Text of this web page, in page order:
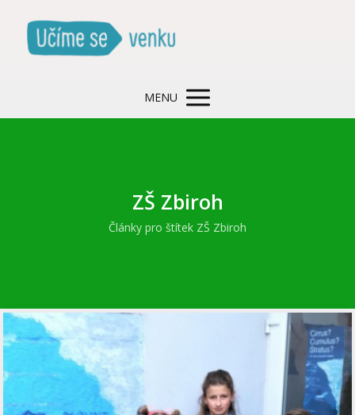
MENU
ZŠ Zbiroh
Články pro štítek ZŠ Zbiroh